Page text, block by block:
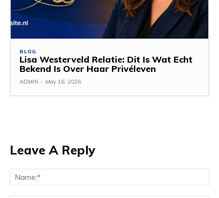
BLOG
Lisa Westerveld Relatie: Dit Is Wat Echt
Bekend Is Over Haar Privéleven
ADMIN - May 16, 2026
Leave A Reply